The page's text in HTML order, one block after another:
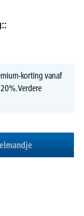
korting vanaf
Verdere